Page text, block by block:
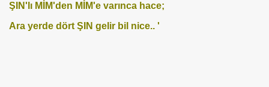
ŞIN'lı MİM'den MİM'e varınca hace;
Ara yerde dört ŞIN gelir bil nice.. '